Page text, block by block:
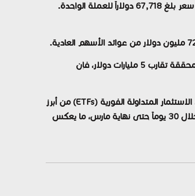
وأوضحت البيانات أن Strategy أضافت 4,871 بيتكوين إلى احتياطياتها خلال الفترة بين أواخر مارس وبداية أبريل، بمتوسط سعر بلغ 67,718 دولاراً للعملة الواحدة.
وعلى الرغم من أن القيمة السوقية الحالية لحيازة الشركة تقل بنحو 8% عن متوسط تكلفة الشراء، ما يعادل خسائر غير محققة تقارب 5 مليارات دولار، فإن
وفي سياق أوسع، تبرز هذه التحركات ضمن مشهد يشهد تزايداً في الطلب المؤسسي، حيث أصبحت Strategy وصناديق الاستثمار المتداولة الفورية (ETFs) من أبرز
الجهات التي تمتص المعروض من بيتكوين. وتشير التقديرات إلى أن الشركة وحدها قامت بتجميع نحو 44,000 بيتكوين خلال 30 يوماً حتى نهاية مارس، ما يعكس